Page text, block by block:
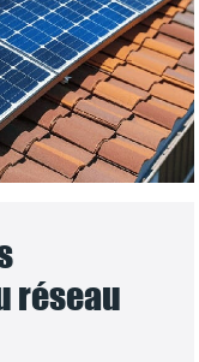
réseau